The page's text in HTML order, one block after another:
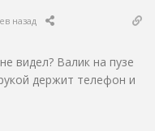
назад
видел? Валик на пузе
держит телефон и